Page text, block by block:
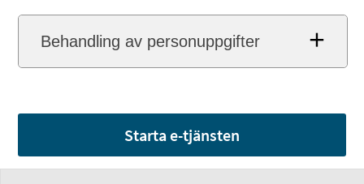
Behandling av personuppgifter
Starta e-tjänsten